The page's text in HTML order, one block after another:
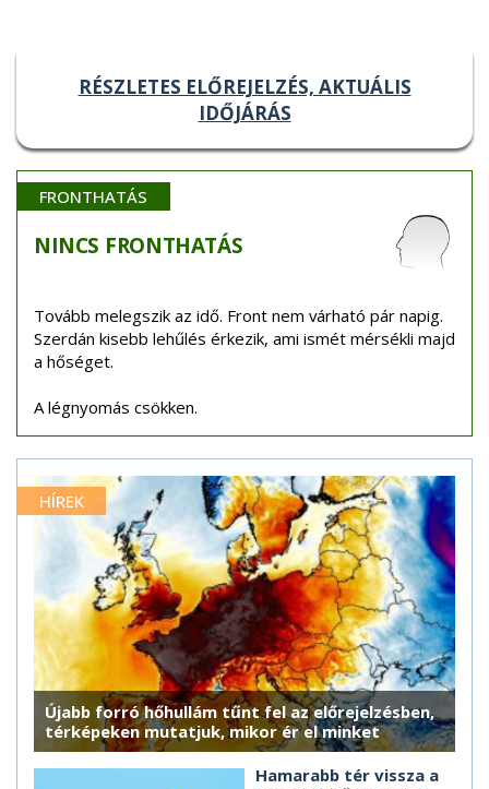
RÉSZLETES ELŐREJELZÉS, AKTUÁLIS
IDŐJÁRÁS
FRONTHATÁS
NINCS FRONTHATÁS
Tovább melegszik az idő. Front nem várható pár napig.
Szerdán kisebb lehűlés érkezik, ami ismét mérsékli majd
a hőséget.
A légnyomás csökken.
HÍREK
Újabb forró hőhullám tűnt fel az előrejelzésben,
térképeken mutatjuk, mikor ér el minket
Hamarabb tér vissza a